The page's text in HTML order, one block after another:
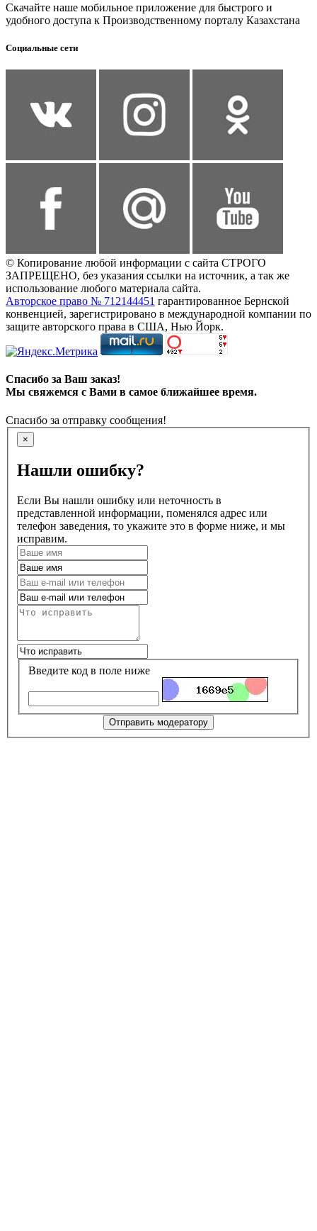
Скачайте наше мобильное приложение для быстрого и
удобного доступа к Производственному порталу Казахстана
Социальные сети
© Копирование любой информации с сайта СТРОГО
ЗАПРЕЩЕНО, без указания ссылки на источник, а так же
использование любого материала сайта.
Авторское право № 712144451 гарантированное Бернской
конвенцией, зарегистрировано в международной компании по
защите авторского права в США, Нью Йорк.
Спасибо за Ваш заказ!
Мы свяжемся с Вами в самое ближайшее время.
Спасибо за отправку сообщения!
×
Нашли ошибку?
Если Вы нашли ошибку или неточность в
представленной информации, поменялся адрес или
телефон заведения, то укажите это в форме ниже, и мы
исправим.
Введите код в поле ниже
Отправить модератору